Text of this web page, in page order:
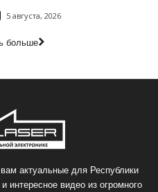
5 августа, 2026
больше
актуальные для Республики
интересное видео из огромного